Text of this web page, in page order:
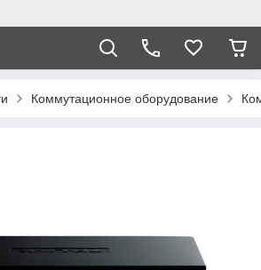
Коммутационное оборудование